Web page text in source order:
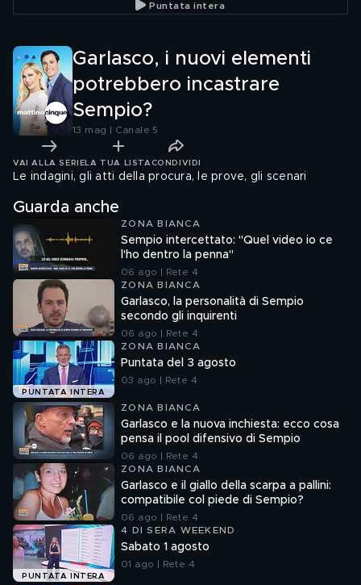
Puntata intera
Garlasco, i nuovi elementi
potrebbero incastrare
Sempio?
13 mag | Canale 5
VAI ALLA SERIE LA TUA LISTA CONDIVIDI
Le indagini, gli atti della procura, le prove, gli scenari
Guarda anche
ZONA BIANCA
Sempio intercettato: "Quel video io ce
l'ho dentro la penna"
06 ago | Rete 4
ZONA BIANCA
Garlasco, la personalità di Sempio
secondo gli inquirenti
06 ago | Rete 4
PUNTATA INTERA
ZONA BIANCA
Puntata del 3 agosto
03 ago | Rete 4
ZONA BIANCA
Garlasco e la nuova inchiesta: ecco cosa
pensa il pool difensivo di Sempio
06 ago | Rete 4
ZONA BIANCA
Garlasco e il giallo della scarpa a pallini:
compatibile col piede di Sempio?
06 ago | Rete 4
PUNTATA INTERA
4 DI SERA WEEKEND
Sabato 1 agosto
01 ago | Rete 4